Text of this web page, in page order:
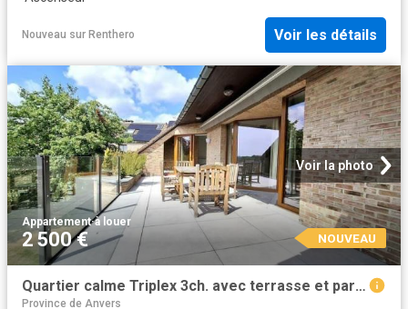
Nouveau sur Renthero Voir les détails
Voir la photo
Appartement·à louer
2 500 € NOUVEAU
Quartier calme Triplex 3ch. avec terrasse et parking
Province de Anvers